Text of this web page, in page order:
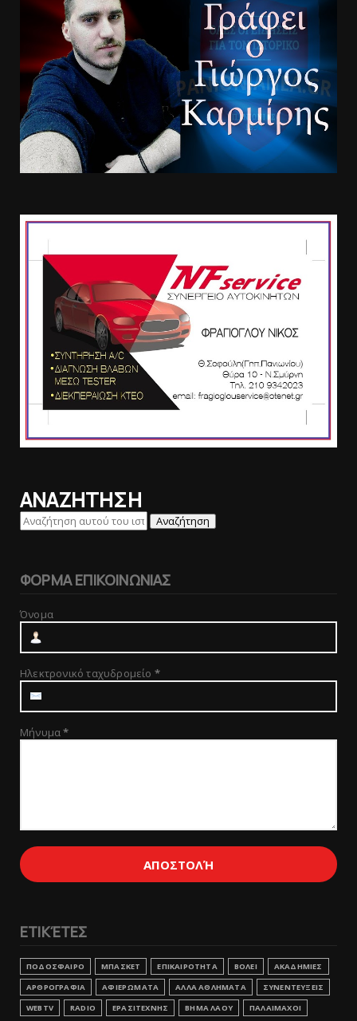
ΑΝΑΖΗΤΗΣΗ
ΦΟΡΜΑ ΕΠΙΚΟΙΝΩΝΙΑΣ
Όνομα
Ηλεκτρονικό ταχυδρομείο *
Μήνυμα*
ΕΤΙΚΈΤΕΣ
ΠΟΔΟΣΦΑΙΡΟ ΜΠΑΣΚΕΤ ΕΠΙΚΑΙΡΟΤΗΤΑ ΒΟΛΕΙ
ΑΚΑΔΗΜΙΕΣ
ΑΡΘΡΟΓΡΑΦΙΑ
ΑΦΙΕΡΩΜΑΤΑ ΑΛΛΑ ΑΘΛΗΜΑΤΑ
ΣΥΝΕΝΤΕΥΞΕΙΣ
WEBTV
RADIO ΕΡΑΣΙΤΕΧΝΗΣ ΒΗΜΑ ΛΑΟΥ ΠΑΛΑΙΜΑΧΟΙ